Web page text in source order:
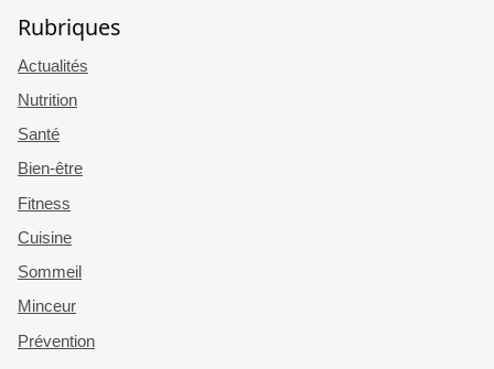
Rubriques
Actualités
Nutrition
Santé
Bien-être
Fitness
Cuisine
Sommeil
Minceur
Prévention